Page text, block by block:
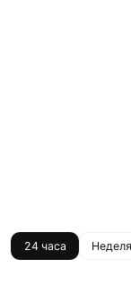
24 часа Неделя